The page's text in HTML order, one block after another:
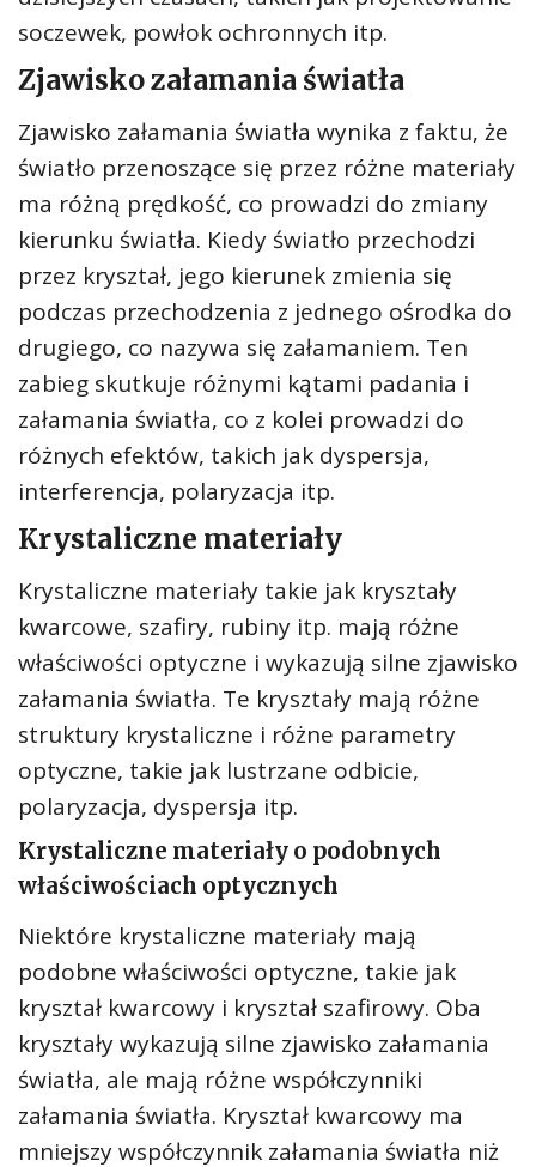
soczewek, powłok ochronnych itp.
Zjawisko załamania światła
Zjawisko załamania światła wynika z faktu, że
światło przenoszące się przez różne materiały
ma różną prędkość, co prowadzi do zmiany
kierunku światła. Kiedy światło przechodzi
przez kryształ, jego kierunek zmienia się
podczas przechodzenia z jednego ośrodka do
drugiego, co nazywa się załamaniem. Ten
zabieg skutkuje różnymi kątami padania i
załamania światła, co z kolei prowadzi do
różnych efektów, takich jak dyspersja,
interferencja, polaryzacja itp.
Krystaliczne materiały
Krystaliczne materiały takie jak kryształy
kwarcowe, szafiry, rubiny itp. mają różne
właściwości optyczne i wykazują silne zjawisko
załamania światła. Te kryształy mają różne
struktury krystaliczne i różne parametry
optyczne, takie jak lustrzane odbicie,
polaryzacja, dyspersja itp.
Krystaliczne materiały o podobnych
właściwościach optycznych
Niektóre krystaliczne materiały mają
podobne właściwości optyczne, takie jak
kryształ kwarcowy i kryształ szafirowy. Oba
kryształy wykazują silne zjawisko załamania
światła, ale mają różne współczynniki
załamania światła. Kryształ kwarcowy ma
mniejszy współczynnik załamania światła niż